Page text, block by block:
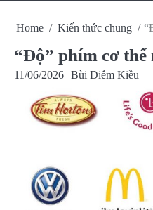
Home Kiến thức chung
“Độ” phím cơ thế
11/06/2026 Bùi Diễm Kiều